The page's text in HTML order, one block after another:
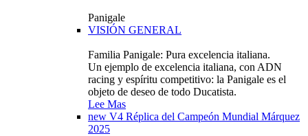
Panigale
VISIÓN GENERAL
Familia Panigale: Pura excelencia italiana.
Un ejemplo de excelencia italiana, con ADN
racing y espíritu competitivo: la Panigale es el
objeto de deseo de todo Ducatista.
Lee Mas
new V4 Réplica del Campeón Mundial Márquez
2025